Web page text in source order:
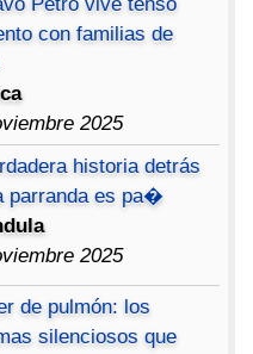
Petro vive tenso
con familias de
2025
historia detrás
parranda es pa�
2025
de pulmón: los
silenciosos que